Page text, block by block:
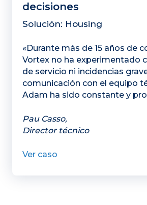
decisiones
Solución: Housing
«Durante más de 15 años de
Vortex no ha experimentado
de servicio ni incidencias
comunicación con el equipo
Adam ha sido constante y
Pau Casso,
Director técnico
Ver caso